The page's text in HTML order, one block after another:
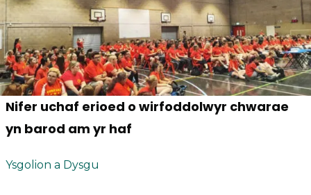
Nifer uchaf erioed o wirfoddolwyr chwarae
yn barod am yr haf
Ysgolion a Dysgu